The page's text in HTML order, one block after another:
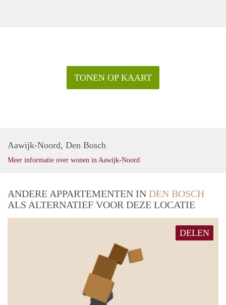
TONEN OP KAART
Aawijk-Noord, Den Bosch
Meer informatie over wonen in Aawijk-Noord
ANDERE APPARTEMENTEN IN DEN BOSCH
ALS ALTERNATIEF VOOR DEZE LOCATIE
DELEN